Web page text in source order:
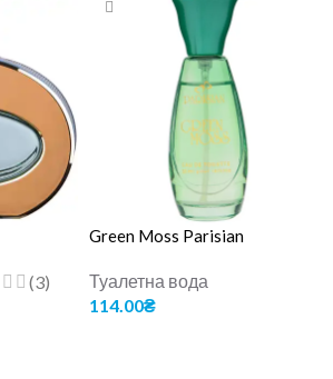
(3)
Green Moss Parisian
Туалетна вода
114.00₴